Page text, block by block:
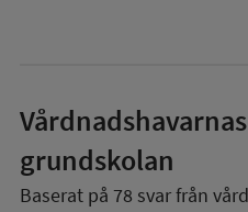
grundskolan
Baserat på 78 svar från